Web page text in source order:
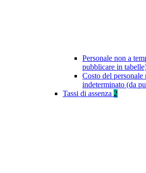
Personale non a
pubblicare in
Costo del personale
indeterminato (da
Tassi di assenza 2